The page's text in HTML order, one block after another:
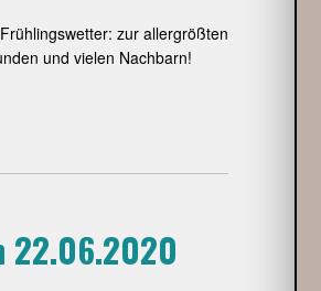
zur allergrößten
und vielen Nachbarn!
22.06.2020